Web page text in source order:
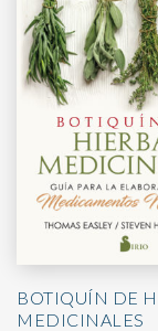
BOTIQUÍN DE
MEDICINALES